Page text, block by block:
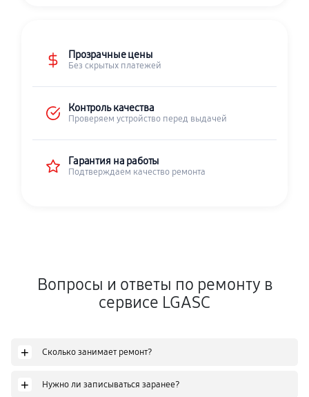
Прозрачные цены
Без скрытых платежей
Контроль качества
Проверяем устройство перед выдачей
Гарантия на работы
Подтверждаем качество ремонта
Вопросы и ответы по ремонту в
сервисе LGASC
+ Сколько занимает ремонт?
+ Нужно ли записываться заранее?